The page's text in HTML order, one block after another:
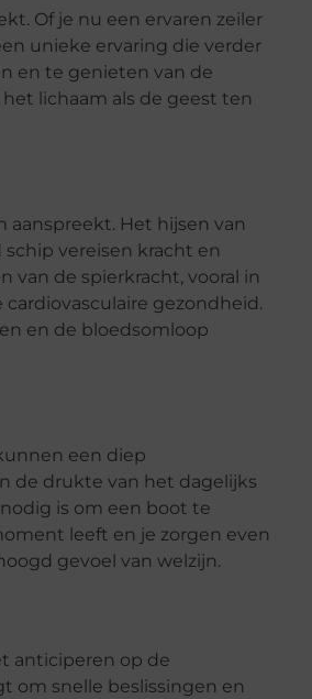
Of je nu een ervaren zeiler
unieke ervaring die verder
en te genieten van de
lichaam als de geest ten
aanspreekt. Het hijsen van
vereisen kracht en
de spierkracht, vooral in
gezondheid.
en de bloedsomloop
een diep
de drukte van het dagelijks
is om een boot te
leeft en je zorgen even
gevoel van welzijn.
anticiperen op de
om snelle beslissingen en